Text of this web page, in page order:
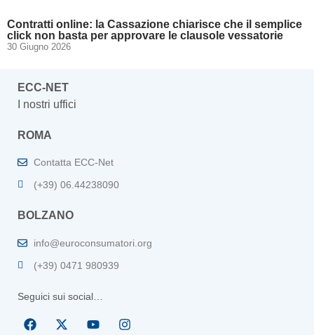
Contratti online: la Cassazione chiarisce che il semplice
click non basta per approvare le clausole vessatorie
30 Giugno 2026
ECC-NET
I nostri uffici
ROMA
Contatta ECC-Net
(+39) 06.44238090
BOLZANO
info@euroconsumatori.org
(+39) 0471 980939
Seguici sui social…